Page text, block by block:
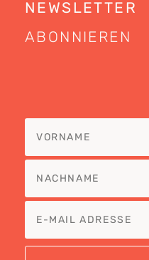
NEWSLETTER
ABONNIEREN